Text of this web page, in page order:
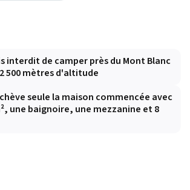
interdit de camper près du Mont Blanc
500 mètres d'altitude
seule la maison commencée avec
une baignoire, une mezzanine et 8